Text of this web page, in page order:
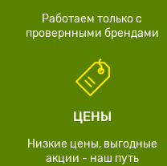
Работаем только с
провернными брендами
ЦЕНЫ
Низкие цены, выгодные
акции - наш путь